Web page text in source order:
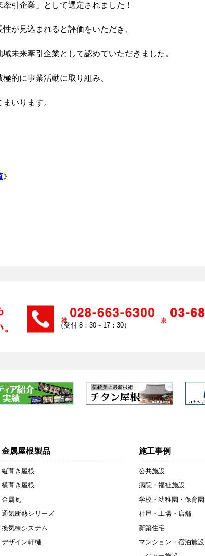
引企業」として選定されました！
が見込まれると評価をいただき、
未来牽引企業として認めていただきました。
的に事業活動に取り組み、
いります。
》
（受付 8：30～17：30）
金属屋根製品
縦葺き屋根
横葺き屋根
金属瓦
通気断熱シリーズ
換気棟システム
デザイン軒樋
施工事例
公共施設
病院・福祉施設
学校・幼稚園・保育園
社屋・工場・店舗
新築住宅
マンション・宿泊施設